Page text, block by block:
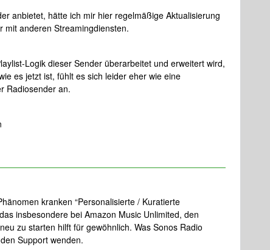
anbietet, hätte ich mir hier regelmäßige Aktualisierung
mit anderen Streamingdiensten.
Logik dieser Sender überarbeitet und erweitert wird,
es jetzt ist, fühlt es sich leider eher wie eine
Radiosender an.
kranken “Personalisierte / Kuratierte
insbesondere bei Amazon Music Unlimited, den
zu starten hilft für gewöhnlich. Was Sonos Radio
Support wenden.